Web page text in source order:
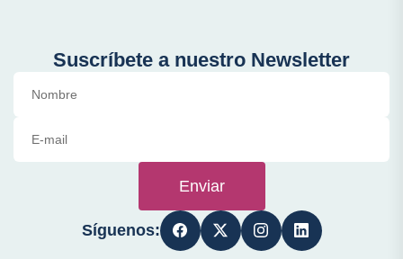
Suscríbete a nuestro Newsletter
Enviar
Síguenos: